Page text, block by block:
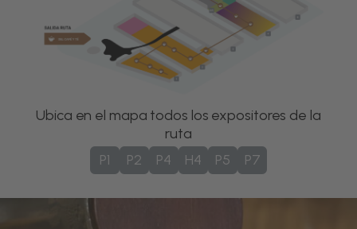
Ubica en el mapa todos los expositores de la
ruta
P1
P2 P4 H4 P5 P7